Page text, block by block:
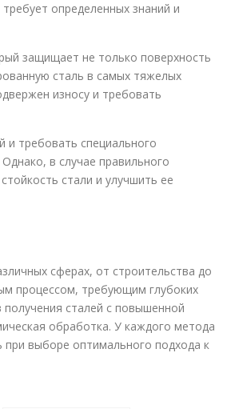
определенных знаний и
защищает не только поверхность
сталь в самых тяжелых
износу и требовать
требовать специального
в случае правильного
стали и улучшить ее
сферах, от строительства до
процессом, требующим глубоких
сталей с повышенной
обработка. У каждого метода
выборе оптимального подхода к